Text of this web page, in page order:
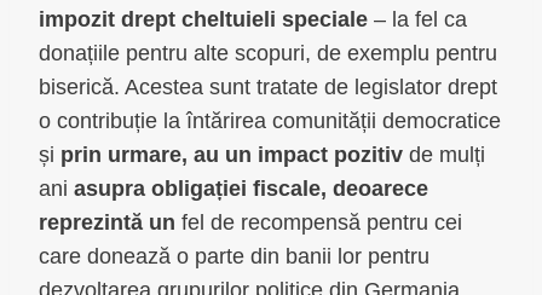
impozit drept cheltuieli speciale – la fel ca
donațiile pentru alte scopuri, de exemplu pentru
biserică. Acestea sunt tratate de legislator drept
o contribuție la întărirea comunității democratice
și prin urmare, au un impact pozitiv de mulți
ani asupra obligației fiscale, deoarece
reprezintă un fel de recompensă pentru cei
care donează o parte din banii lor pentru